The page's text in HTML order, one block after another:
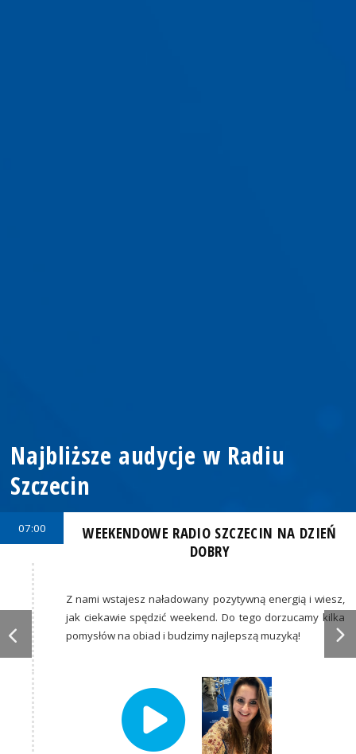
Najbliższe audycje w Radiu
Szczecin
07:00
WEEKENDOWE RADIO SZCZECIN NA DZIEŃ
DOBRY
Z nami wstajesz naładowany pozytywną energią i wiesz,
jak ciekawie spędzić weekend. Do tego dorzucamy kilka
pomysłów na obiad i budzimy najlepszą muzyką!